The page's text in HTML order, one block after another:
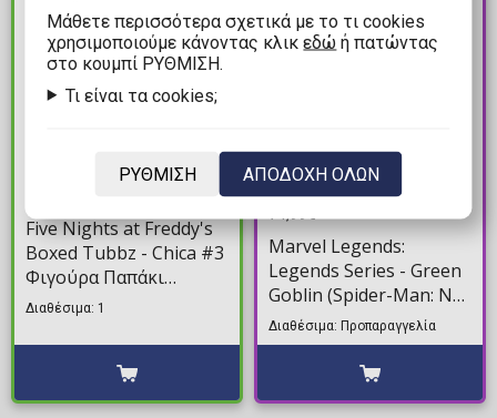
Five Nights at Freddy's
Boxed Tubbz - Chica #3
Φιγούρα Παπάκι
Μπάνιου (10cm)
Διαθέσιμα: 1
67,99€
74,99€
Marvel Legends:
Legends Series - Green
Goblin (Spider-Man: No
Way Home) Φιγούρα
Δράσης (15cm)
Διαθέσιμα: Προπαραγγελία
Mάθετε περισσότερα σχετικά με το τι cookies
χρησιμοποιούμε κάνοντας κλικεδώ ή πατώντας
στο κουμπί ΡΥΘΜΙΣΗ.
Τι είναι τα cookies;
ΡΥΘΜΙΣΗ ΑΠΟΔΟΧΗ ΟΛΩΝ